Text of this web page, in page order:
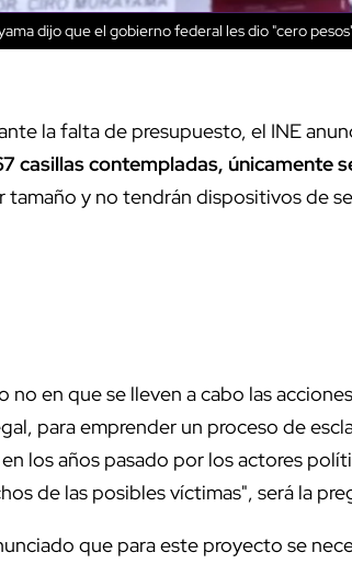
dijo que el gobierno federal les dio "cero
la falta de presupuesto, el INE
casillas contempladas, únicamente
tamaño y no tendrán dispositivos de
no en que se lleven a cabo las
para emprender un proceso de
los años pasado por los actores
de las posibles víctimas", será la
que para este proyecto se